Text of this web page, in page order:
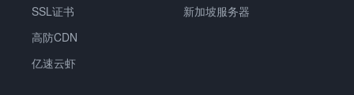
SSL证书
高防CDN
亿速云虾
新加坡服务器